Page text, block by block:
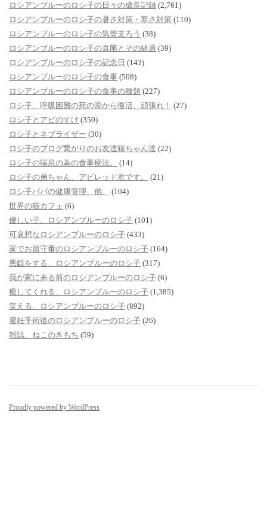
ロシアンブルーのロシ子の日々の成長記録 (2,761)
ロシアンブルーのロシ子の暑さ対策・寒さ対策 (110)
ロシアンブルーのロシ子の気管支ろう (38)
ロシアンブルーのロシ子の真菌とその経過 (39)
ロシアンブルーのロシ子の記念日 (143)
ロシアンブルーのロシ子の食事 (508)
ロシアンブルーのロシ子の食事の種類 (227)
ロシ子、呼吸困難の死の淵から復活、頑張れ！ (27)
ロシ子とアビのすけ (350)
ロシ子とネブライザー (30)
ロシ子のブログ繋がりのお友達猫ちゃん達 (22)
ロシ子の喘息の為の食事療法。
(14)
ロシ子の弟ちゃん、アビレッド君です。
(21)
ロシ子パパの健康管理、他。
(104)
世界の猫カフェ (6)
優しい子、ロシアンブルーのロシ子 (101)
可哀想なロシアンブルーのロシ子 (433)
家でお留守番のロシアンブルーのロシ子 (164)
悪戯をする、ロシアンブルーのロシ子 (317)
我が家に来る前のロシアンブルーのロシ子 (6)
癒してくれる、ロシアンブルーのロシ子 (1,385)
笑える、ロシアンブルーのロシ子 (892)
避妊手術後のロシアンブルーのロシ子 (26)
雑誌、ねこのきもち (59)
Proudly powered by WordPress